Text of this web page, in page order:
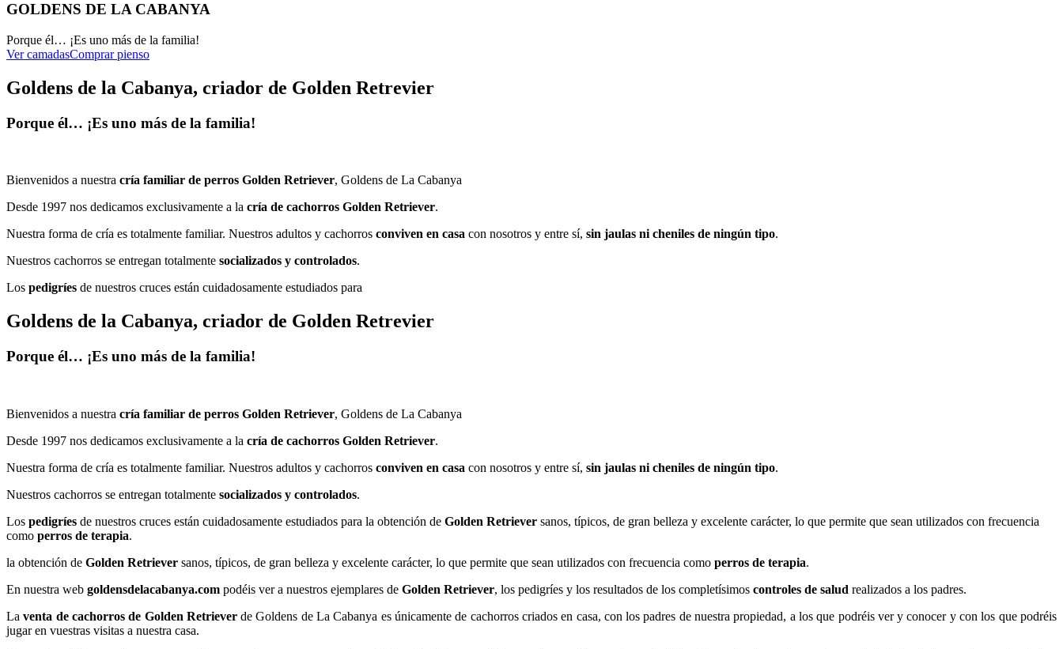
GOLDENS DE LA CABANYA
Porque él… ¡Es uno más de la familia!
Ver camadasComprar pienso
Goldens de la Cabanya, criador de Golden Retrevier
Porque él… ¡Es uno más de la familia!
Bienvenidos a nuestra cría familiar de perros Golden Retriever, Goldens de La Cabanya
Desde 1997 nos dedicamos exclusivamente a la cría de cachorros Golden Retriever.
Nuestra forma de cría es totalmente familiar. Nuestros adultos y cachorros conviven en casa con nosotros y entre sí, sin jaulas ni cheniles de ningún tipo.
Nuestros cachorros se entregan totalmente socializados y controlados.
Los pedigríes de nuestros cruces están cuidadosamente estudiados para
Goldens de la Cabanya, criador de Golden Retrevier
Porque él… ¡Es uno más de la familia!
Bienvenidos a nuestra cría familiar de perros Golden Retriever, Goldens de La Cabanya
Desde 1997 nos dedicamos exclusivamente a la cría de cachorros Golden Retriever.
Nuestra forma de cría es totalmente familiar. Nuestros adultos y cachorros conviven en casa con nosotros y entre sí, sin jaulas ni cheniles de ningún tipo.
Nuestros cachorros se entregan totalmente socializados y controlados.
Los pedigríes de nuestros cruces están cuidadosamente estudiados para la obtención de Golden Retriever sanos, típicos, de gran belleza y excelente carácter, lo que permite que sean utilizados con frecuencia
como perros de terapia.
la obtención de Golden Retriever sanos, típicos, de gran belleza y excelente carácter, lo que permite que sean utilizados con frecuencia como perros de terapia.
​En nuestra web goldensdelacabanya.com podéis ver a nuestros ejemplares de Golden Retriever, los pedigríes y los resultados de los completísimos controles de salud realizados a los padres.
Laventa de cachorros de Golden Retrieverde Goldens de La Cabanya es únicamente de cachorros criados en casa, con los padres de nuestra propiedad, a los que podréis ver y conocer y con los que podréis
jugar en vuestras visitas a nuestra casa.